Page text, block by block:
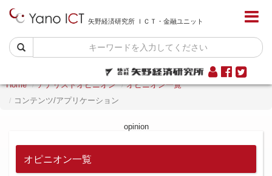
矢野経済研究所 ＩＣＴ・金融ユニット
Home アナリストオピニオン
オピニオン一覧
コンテンツ/アプリケーション
opinion
オピニオン一覧